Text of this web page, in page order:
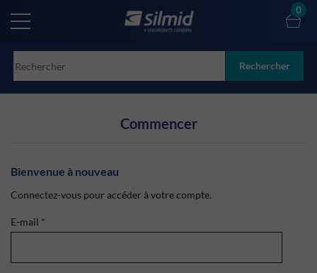
main
Rechercher
0
Commencer
Bienvenue à nouveau
Connectez-vous pour accéder à votre compte.
E-mail *